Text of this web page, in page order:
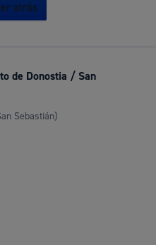
atrás
de Donostia / San
Sebastián)